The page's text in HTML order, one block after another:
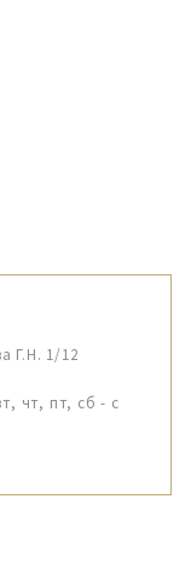
Г.Н. 1/12
чт, пт, сб - с